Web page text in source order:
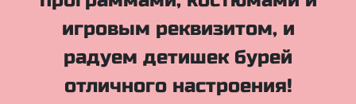
игровым реквизитом, и
радуем детишек бурей
отличного настроения!